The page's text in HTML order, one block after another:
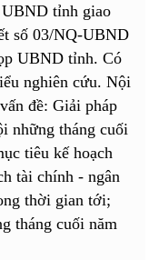
tỉnh giao
số 03/NQ-UBND
UBND tỉnh. Có
nghiên cứu. Nội
đề: Giải pháp
những tháng cuối
tiêu kế hoạch
tài chính - ngân
thời gian tới;
tháng cuối năm